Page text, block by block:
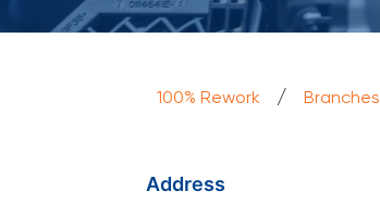
100% Rework / Branches
Address